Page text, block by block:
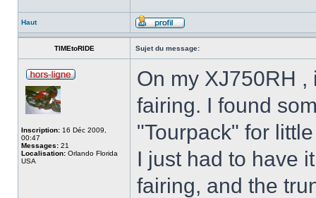
Haut
TIMEtoRIDE Sujet du message:
Inscription: 16 Déc 2009,
00:47
Messages: 21
Localisation: Orlando Florida
USA
On my XJ750RH
fairing. I found
"Tourpack" for
I just had to have
fairing, and the